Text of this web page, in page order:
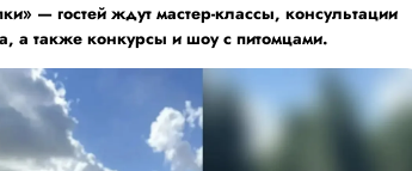
— гостей ждут мастер-классы, консультации
а также конкурсы и шоу с питомцами.